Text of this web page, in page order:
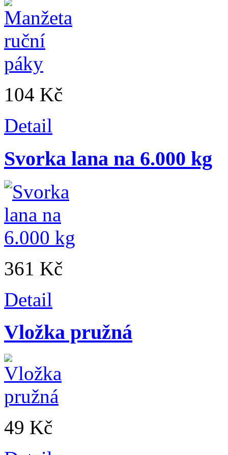
104 Kč
Detail
Svorka lana na 6.000 kg
361 Kč
Detail
Vložka pružná
49 Kč